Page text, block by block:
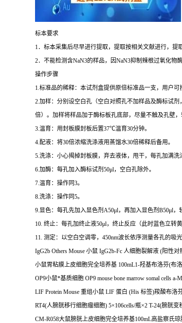
标本要求
1 ．标本采集后尽早进行提取，提取按相关文献进行，
2．不能检测含NaN3的样品，因NaN3抑制辣根过氧化物
操作步骤
1. 标准品的稀释：本试剂盒提供原倍标准品一支，用户可
2. 加样：分别设空白孔（空白对照孔不加样品及酶标试
倍）。加样将样品加于酶标板孔底部，尽量不触及孔壁，
3. 温育：用封板膜封板后置37℃温育30分钟。
4. 配液：将30倍浓缩洗涤液用蒸馏水30倍稀释后备用。
5. 洗涤：小心揭掉封板膜，弃去液体，甩干，每孔加满洗
6. 加酶：每孔加入酶标试剂 50μl，空白孔除外。
7. 温育：操作同3。
8. 洗涤：操作同5。
9. 显色：每孔先加入显色剂 A50μl，再加入显色剂 B50μl，
10. 终止：每孔加终止液50μl，终止反应（此时蓝色立转黄
11. 测定：以空白空调零， 450nm波长依序测量各孔的吸
IgG2b Others Mouse 小鼠 IgG2b-Fc 人细胞裂解液 (阳性对
小鼠胃粘膜上皮细胞完全培养基 100mL1-羟基布洛芬(布
OP9小鼠*基质细胞 OP9 mouse bone marrow somal cells a-
LIF Protein Mouse 重组小鼠 LIF 蛋白 (His 标签)羧酸布洛
RT4(人膀胱移行细胞瘤细胞) 5×106cells/瓶×2 T-24(膀胱变
CM-R058大鼠膀胱上皮细胞完全培养基100mL高盐察氏琼